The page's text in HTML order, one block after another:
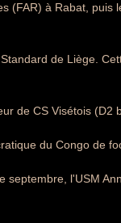
(FAR) à Rabat, puis
de Liège.
de CS Visétois (D2
du Congo de
septembre, l'USM